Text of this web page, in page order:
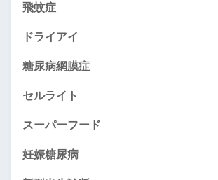
飛蚊症
ドライアイ
糖尿病網膜症
セルライト
スーパーフード
妊娠糖尿病